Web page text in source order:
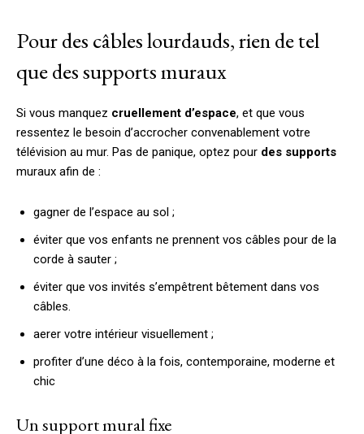
Pour des câbles lourdauds, rien de tel
que des supports muraux
Si vous manquez cruellement d’espace, et que vous
ressentez le besoin d’accrocher convenablement votre
télévision au mur. Pas de panique, optez pour des supports
muraux afin de :
gagner de l’espace au sol ;
éviter que vos enfants ne prennent vos câbles pour de la
corde à sauter ;
éviter que vos invités s’empêtrent bêtement dans vos
câbles.
aerer votre intérieur visuellement ;
profiter d’une déco à la fois, contemporaine, moderne et
chic
Un support mural fixe